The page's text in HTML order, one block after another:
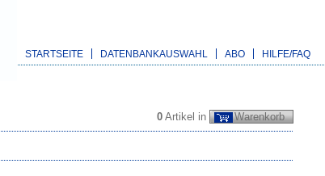
STARTSEITE DATENBANKAUSWAHL ABO HILFE/FAQ
0 Artikel in Warenkorb